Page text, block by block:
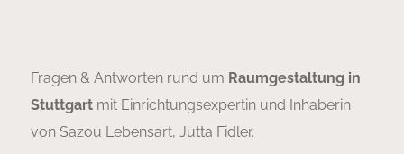
Fragen & Antworten rund um Raumgestaltung in
Stuttgartmit Einrichtungsexpertin und Inhaberin
von Sazou Lebensart, Jutta Fidler.